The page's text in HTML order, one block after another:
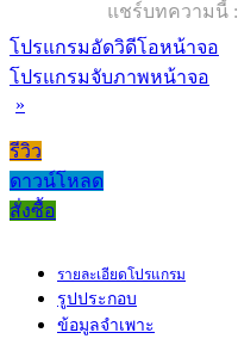
แชร์บทความนี้ :
โปรแกรมอัดวิดีโอหน้าจอ
โปรแกรมจับภาพหน้าจอ
»
รีวิว
ดาวน์โหลด
สั่งซื้อ
รายละเอียดโปรแกรม
รูปประกอบ
ข้อมูลจำเพาะ